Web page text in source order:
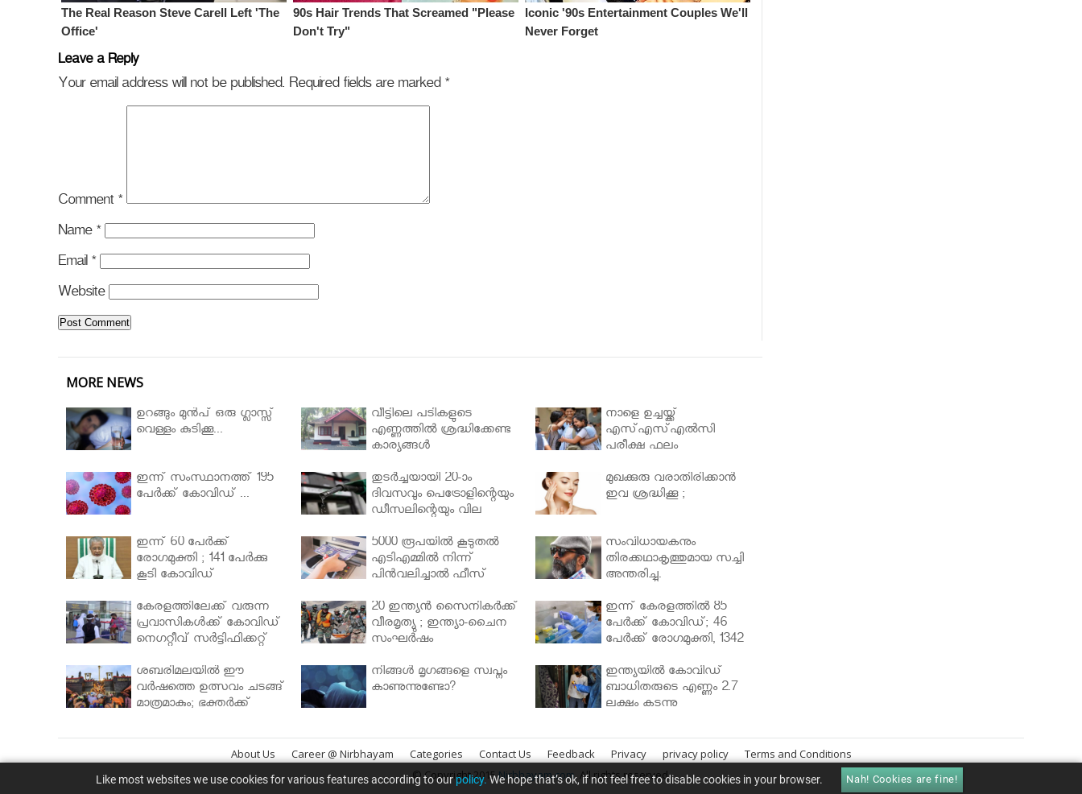
Leave a Reply
Your email address will not be published. Required fields are marked *
Comment *
Name *
Email *
Website
MORE NEWS
ഉറങ്ങും മുന്‍പ് ഒരു ഗ്ലാസ്സ്
വെള്ളം കുടിക്കൂ...
വീട്ടിലെ പടികളുടെ
എണ്ണത്തിൽ ശ്രദ്ധിക്കേണ്ട
കാര്യങ്ങൾ
നാളെ ഉച്ചയ്ക്ക്
എസ്എസ്എല്‍സി
പരീക്ഷ ഫലം
ഇന്ന് സംസ്ഥാനത്ത് 195
പേര്‍ക്ക് കോവിഡ് ...
തുടർച്ചയായി 20-ാം
ദിവസവും പെട്രോളിന്റെയും
ഡീസലിന്റെയും വില
മുഖക്കുരു വരാതിരിക്കാന്‍
ഇവ ശ്രദ്ധിക്കൂ ;
ഇന്ന് 60 പേർക്ക്
രോഗമുക്തി ; 141 പേര്‍ക്കു
കൂടി കോവിഡ്
5000 രൂപയിൽ കൂടുതൽ
എടിഎമ്മിൽ നിന്ന്
പിൻവലിച്ചാൽ ഫീസ്
സംവിധായകനും
തിരക്കഥാകൃത്തുമായ സച്ചി
അന്തരിച്ചു.
കേരളത്തിലേക്ക് വരുന്ന
പ്രവാസികള്‍ക്ക് കോവിഡ്
നെഗറ്റീവ് സര്‍ട്ടിഫിക്കറ്റ്
മന്ത്രിസഭ
20 ഇന്ത്യൻ സൈനികർക്ക്
വീരമൃത്യു ; ഇന്ത്യാ-ചൈന
സംഘർഷം
ഇന്ന് കേരളത്തിൽ 85
പേർക്ക് കോവിഡ്; 46
പേർക്ക് രോഗമുക്തി, 1342
ശബരിമലയില്‍ ഈ
വർഷത്തെ ഉത്സവം ചടങ്ങ്
മാത്രമാകും; ഭക്തർക്ക്
നിങ്ങള്‍ മൃഗങ്ങളെ സ്വപ്നം
കാണുന്നുണ്ടോ?
ഇന്ത്യയിൽ കോവിഡ്
ബാധിതരുടെ എണ്ണം 2.7
ലക്ഷം കടന്നു
About Us Career @ Nirbhayam Categories Contact Us Feedback Privacy privacy policy
Terms and Conditions
© Copyright 2015Nirbhayam.com. All rights reserved.
Like most websites we use cookies for various features according to ourpolicy.We hope that’s ok, if not feel free to disable cookies in your browser. Nah! Cookies are fine!